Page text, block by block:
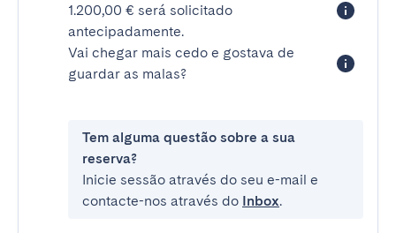
1.200,00 € será solicitado
antecipadamente.
Vai chegar mais cedo e gostava de
guardar as malas?
Tem alguma questão sobre a sua
reserva?
Inicie sessão através do seu e-mail e
contacte-nos através do Inbox.